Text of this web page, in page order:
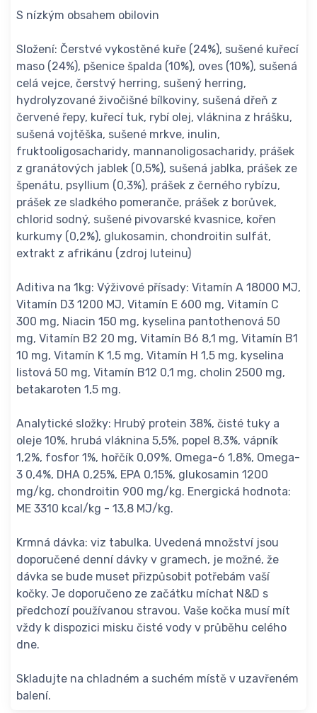
S nízkým obsahem obilovin
Složení: Čerstvé vykostěné kuře (24%), sušené kuřecí
maso (24%), pšenice špalda (10%), oves (10%), sušená
celá vejce, čerstvý herring, sušený herring,
hydrolyzované živočišné bílkoviny, sušená dřeň z
červené řepy, kuřecí tuk, rybí olej, vláknina z hrášku,
sušená vojtěška, sušené mrkve, inulin,
fruktooligosacharidy, mannanoligosacharidy, prášek
z granátových jablek (0,5%), sušená jablka, prášek ze
špenátu, psyllium (0,3%), prášek z černého rybízu,
prášek ze sladkého pomeranče, prášek z borůvek,
chlorid sodný, sušené pivovarské kvasnice, kořen
kurkumy (0,2%), glukosamin, chondroitin sulfát,
extrakt z afrikánu (zdroj luteinu)
Aditiva na 1kg: Výživové přísady: Vitamín A 18000 MJ,
Vitamín D3 1200 MJ, Vitamín E 600 mg, Vitamín C
300 mg, Niacin 150 mg, kyselina pantothenová 50
mg, Vitamín B2 20 mg, Vitamín B6 8,1 mg, Vitamín B1
10 mg, Vitamín K 1,5 mg, Vitamín H 1,5 mg, kyselina
listová 50 mg, Vitamín B12 0,1 mg, cholin 2500 mg,
betakaroten 1,5 mg.
Analytické složky: Hrubý protein 38%, čisté tuky a
oleje 10%, hrubá vláknina 5,5%, popel 8,3%, vápník
1,2%, fosfor 1%, hořčík 0,09%, Omega-6 1,8%, Omega-
3 0,4%, DHA 0,25%, EPA 0,15%, glukosamin 1200
mg/kg, chondroitin 900 mg/kg. Energická hodnota:
ME 3310 kcal/kg - 13,8 MJ/kg.
Krmná dávka: viz tabulka. Uvedená množství jsou
doporučené denní dávky v gramech, je možné, že
dávka se bude muset přizpůsobit potřebám vaší
kočky. Je doporučeno ze začátku míchat N&D s
předchozí používanou stravou. Vaše kočka musí mít
vždy k dispozici misku čisté vody v průběhu celého
dne.
Skladujte na chladném a suchém místě v uzavřeném
balení.